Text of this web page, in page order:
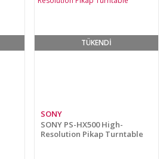
TÜKENDİ
SONY
SONY PS-HX500 High-
Resolution Pikap Turntable